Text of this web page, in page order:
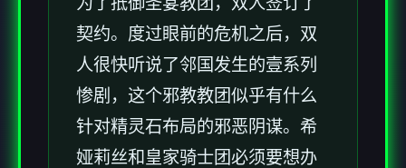
契约。度过眼前的危机之后，双
人很快听说了邻国发生的壹系列
惨剧，这个邪教教团似乎有什么
针对精灵石布局的邪恶阴谋。希
娅莉丝和皇家骑士团必须要想办